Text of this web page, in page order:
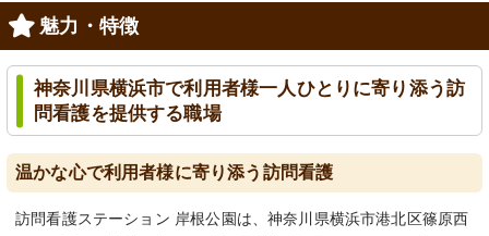
魅力・特徴
神奈川県横浜市で利用者様一人ひとりに寄り添う訪
問看護を提供する職場
温かな心で利用者様に寄り添う訪問看護
訪問看護ステーション 岸根公園は、神奈川県横浜市港北区篠原西